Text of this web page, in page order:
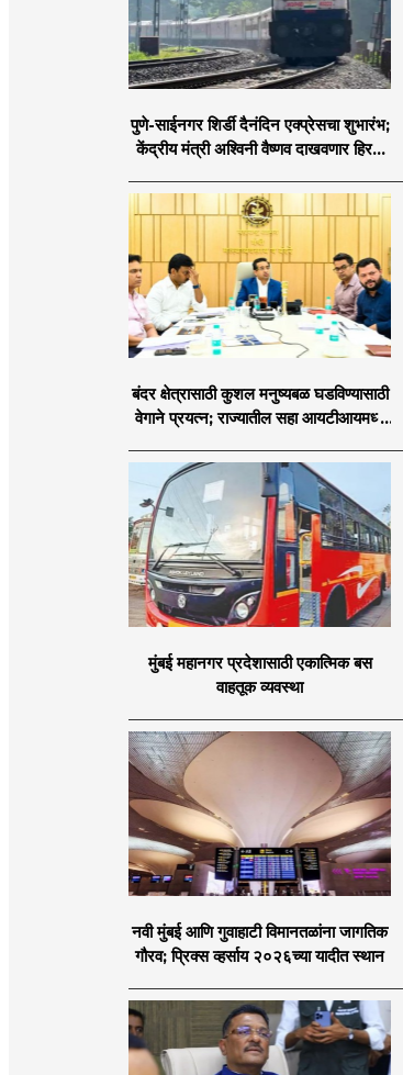
पुणे-साईनगर शिर्डी दैनंदिन एक्प्रेसचा शुभारंभ;
केंद्रीय मंत्री अश्विनी वैष्णव दाखवणार हिरवा
बंदर क्षेत्रासाठी कुशल मनुष्यबळ घडविण्यासाठी
वेगाने प्रयत्न; राज्यातील सहा आयटीआयमध्ये
मुंबई महानगर प्रदेशासाठी एकात्मिक बस
वाहतूक व्यवस्था
नवी मुंबई आणि गुवाहाटी विमानतळांना जागतिक
गौरव; प्रिक्स व्हर्साय २०२६च्या यादीत स्थान